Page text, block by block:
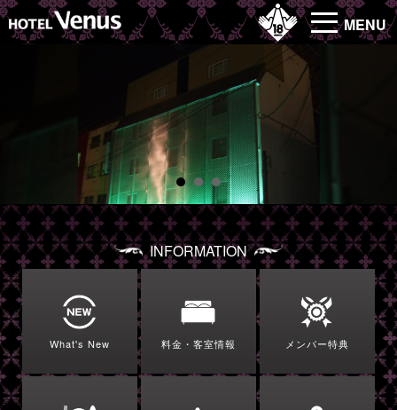
MENU
INFORMATION
What's New 料金・客室情報 メンバー特典